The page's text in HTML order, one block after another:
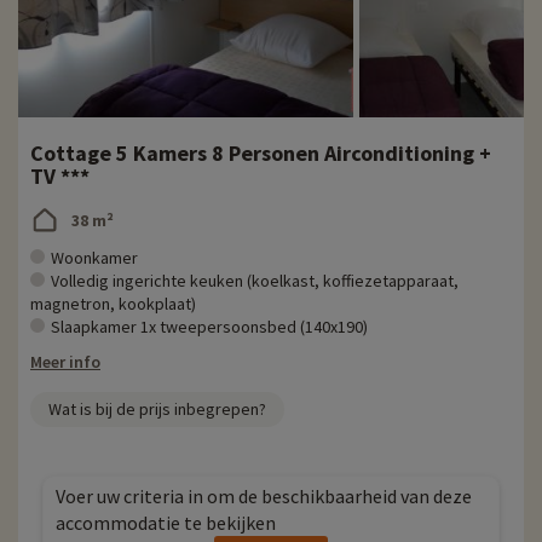
Cottage 5 Kamers 8 Personen Airconditioning +
TV ***
38 m²
Woonkamer
Volledig ingerichte keuken (koelkast, koffiezetapparaat,
magnetron, kookplaat)
Slaapkamer 1x tweepersoonsbed (140x190)
Meer info
Wat is bij de prijs inbegrepen?
Voer uw criteria in om de beschikbaarheid van deze
accommodatie te bekijken